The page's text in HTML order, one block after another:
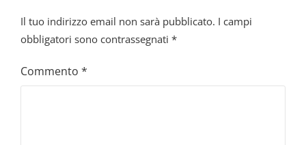
Il tuo indirizzo email non sarà pubblicato. I campi
obbligatori sono contrassegnati *
Commento *